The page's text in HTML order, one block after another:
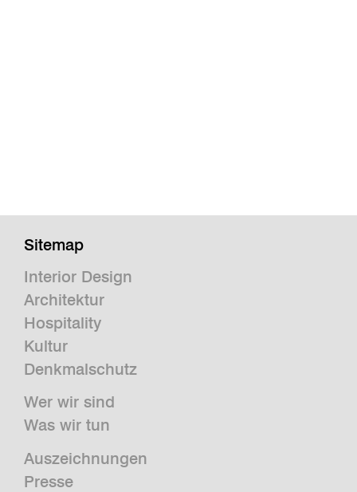
Sitemap
Interior Design
Architektur
Hospitality
Kultur
Denkmalschutz
Wer wir sind
Was wir tun
Auszeichnungen
Presse